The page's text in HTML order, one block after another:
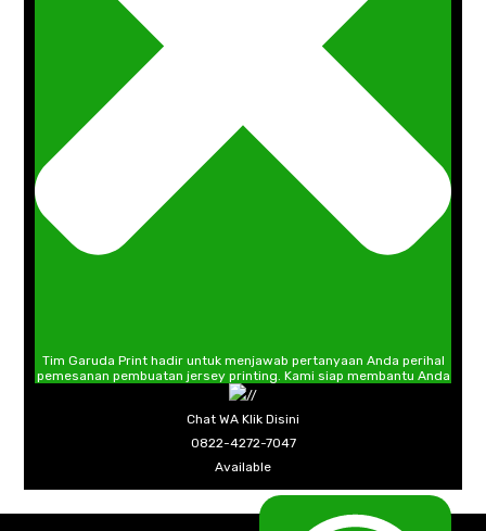
Tim Garuda Print hadir untuk menjawab pertanyaan Anda perihal
pemesanan pembuatan jersey printing. Kami siap membantu Anda
Chat WA Klik Disini
0822-4272-7047
Available